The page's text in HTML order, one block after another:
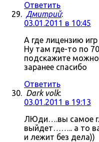
Ответить
Дмитрий:
03.01.2011 в 10:45
А где лицензию
Ну там где-то по
подскажите можно
заранее спасибо
Ответить
Dark volk:
03.01.2011 в 19:13
ЛЮди….вы самое
выйдет…….. а то
и лежит без дела))